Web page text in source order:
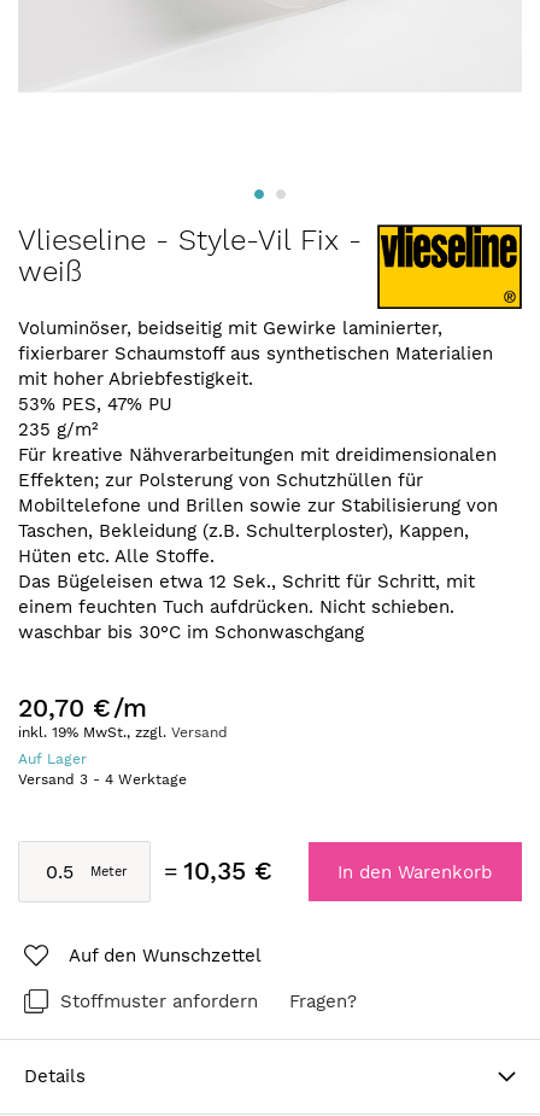
Zum
Anfang
der
springen
Vlieseline - Style-Vil Fix -
weiß
Voluminöser, beidseitig mit Gewirke laminierter,
fixierbarer Schaumstoff aus synthetischen Materialien
mit hoher Abriebfestigkeit.
53% PES, 47% PU
235 g/m²
Für kreative Nähverarbeitungen mit dreidimensionalen
Effekten; zur Polsterung von Schutzhüllen für
Mobiltelefone und Brillen sowie zur Stabilisierung von
Taschen, Bekleidung (z.B. Schulterploster), Kappen,
Hüten etc. Alle Stoffe.
Das Bügeleisen etwa 12 Sek., Schritt für Schritt, mit
einem feuchten Tuch aufdrücken. Nicht schieben.
waschbar bis 30°C im Schonwaschgang
20,70 €/m
inkl. 19% MwSt., zzgl. Versand
Auf Lager
Versand 3 - 4 Werktage
10,35 € In den Warenkorb
Auf den Wunschzettel
Stoffmuster anfordern Fragen?
Details